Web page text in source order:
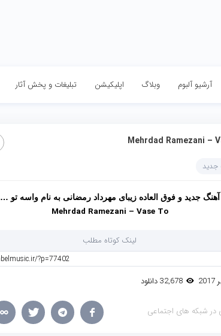
آرشیو آلبوم وبلاگ اپلیکیشن تبلیغات و پخش آثار
Mehrdad Ramezani –
جدید
آهنگ جدید و فوق العاده زیبای مهرداد رمضانی به نام واسه تو …
Mehrdad Ramezani – Vase To
لینک کوتاه مطلب
32,678 دانلود
در شبکه های اجتماعی